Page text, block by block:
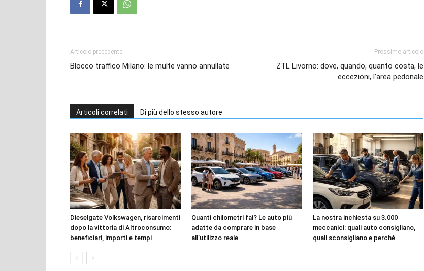
Articolo precedente
Blocco traffico Milano: le multe vanno annullate
Prossimo articolo
ZTL Livorno: dove, quando, quanto costa, le
eccezioni, l’area pedonale
Articoli correlati Di più dello stesso autore
Dieselgate Volkswagen, risarcimenti
dopo la vittoria di Altroconsumo:
beneficiari, importi e tempi
Quanti chilometri fai? Le auto più
adatte da comprare in base
all’utilizzo reale
La nostra inchiesta su 3.000
meccanici: quali auto consigliano,
quali sconsigliano e perché